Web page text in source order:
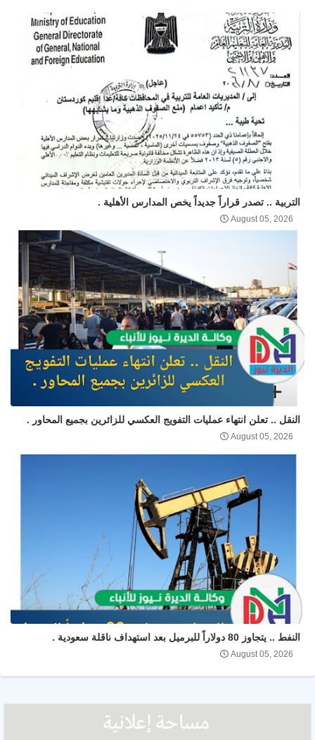
التربية .. تصدر قراراً جديداً يخص المدارس الأهلية .
August 05, 2026
النقل .. تعلن انتهاء عمليات التفويج العكسي للزائرين بجميع المحاور .
August 05, 2026
النفط .. يتجاوز 80 دولاراً للبرميل بعد استهداف ناقلة سعودية .
August 05, 2026